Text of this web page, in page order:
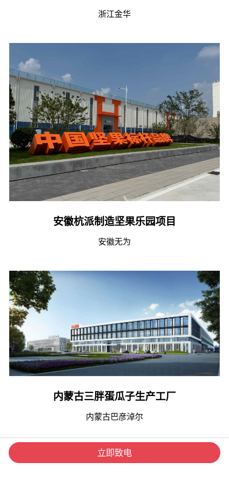
浙江金华
安徽杭派制造坚果乐园项目
安徽无为
内蒙古三胖蛋瓜子生产工厂
内蒙古巴彦淖尔
立即致电